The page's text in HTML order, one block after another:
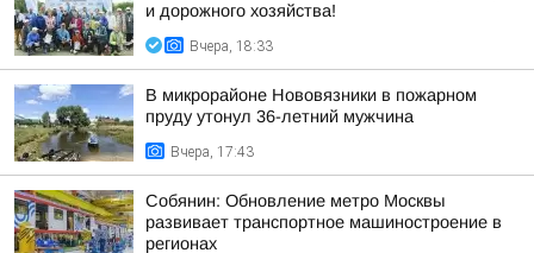
и дорожного хозяйства!
Вчера, 18:33
В микрорайоне Нововязники в пожарном
пруду утонул 36-летний мужчина
Вчера, 17:43
Собянин: Обновление метро Москвы
развивает транспортное машиностроение в
регионах